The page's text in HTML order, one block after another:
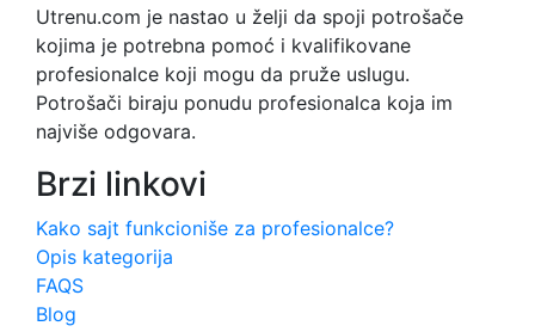
Utrenu.com je nastao u želji da spoji potrošače
kojima je potrebna pomoć i kvalifikovane
profesionalce koji mogu da pruže uslugu.
Potrošači biraju ponudu profesionalca koja im
najviše odgovara.
Brzi linkovi
Kako sajt funkcioniše za profesionalce?
Opis kategorija
FAQS
Blog